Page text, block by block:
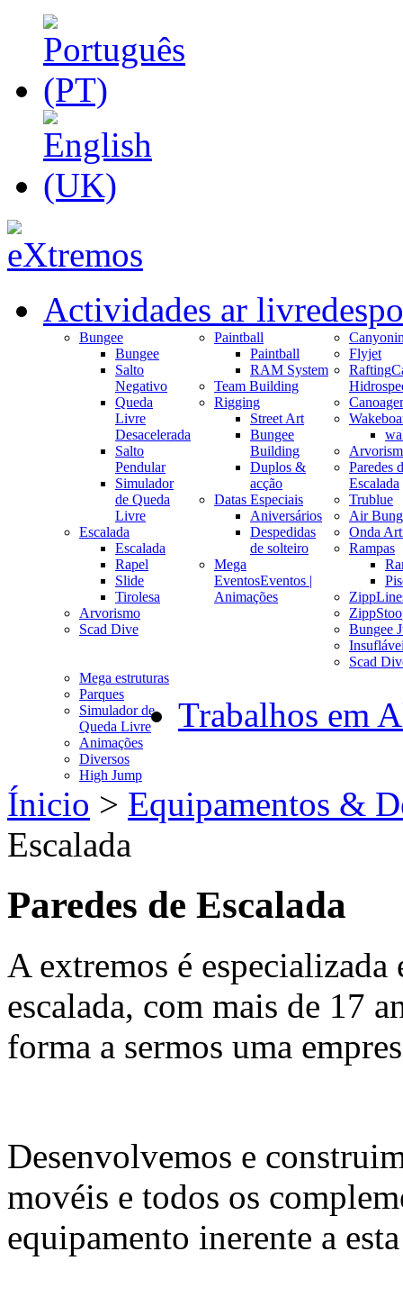
Actividades ar livre
Bungee
Bungee
Salto
Negativo
Queda
Livre
Desacelerada
Salto
Pendular
Simulador
de Queda
Livre
Escalada
Escalada
Rapel
Slide
Tirolesa
Arvorismo
Scad Dive
Paintball
Paintball
RAM System
Team Building
Rigging
Street Art
Bungee
Building
Duplos &
acção
Datas Especiais
Aniversários
Despedidas
de solteiro
Mega
EventosEventos |
Animações
Flyjet
Rafting
Paredes
Escalada
Trublue
Air
Onda
Rampas
Bungee
Scad
Mega estruturas
Parques
Simulador de
Queda Livre
Animações
Diversos
High Jump
Trabalhos em
Ínicio > Equipamentos &
Escalada
Paredes de Escalada
A extremos é
escalada, com mais de 17
forma a sermos uma
Desenvolvemos e
movéis e todos os
equipamento inerente a